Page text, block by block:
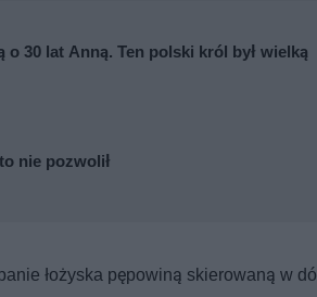
30 lat Anną. Ten polski król był wielką
nie pozwolił
łożyska pępowiną skierowaną w